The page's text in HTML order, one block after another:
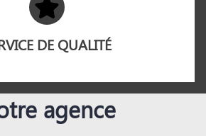
DE QUALITÉ
agence